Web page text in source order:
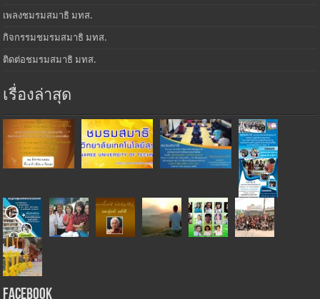
เพลงชมรมสมาธิ มทส.
กิจกรรมชมรมสมาธิ มทส.
ติดต่อชมรมสมาธิ มทส.
เรื่องล่าสุด
Facebook